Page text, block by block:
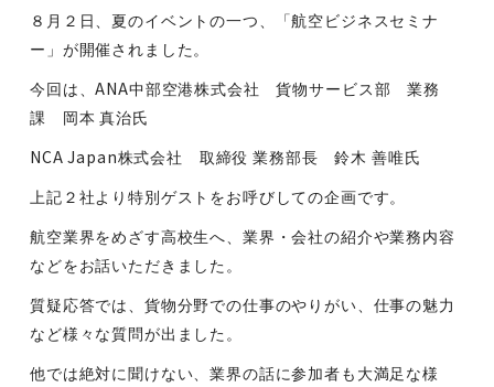
８月２日、夏のイベントの一つ、「航空ビジネスセミナ
ー」が開催されました。
今回は、ANA中部空港株式会社 貨物サービス部 業務
課 岡本 真治氏
NCA Japan株式会社 取締役 業務部長 鈴木 善唯氏
上記２社より特別ゲストをお呼びしての企画です。
航空業界をめざす高校生へ、業界・会社の紹介や業務内容
などをお話いただきました。
質疑応答では、貨物分野での仕事のやりがい、仕事の魅力
など様々な質問が出ました。
他では絶対に聞けない、業界の話に参加者も大満足な様